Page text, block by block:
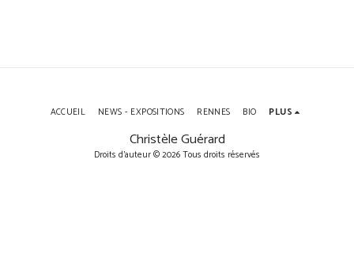
Christèle Guérard
Droits d'auteur © 2026 Tous droits réservés
ACCUEIL NEWS - EXPOSITIONS RENNES BIO PLUS